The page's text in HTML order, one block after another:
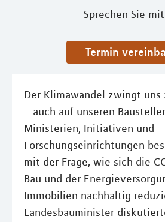
Sprechen Sie
Termin
Der Klimawandel zwingt uns
– auch auf unseren
Ministerien, Initiativen und
Forschungseinrichtungen
mit der Frage, wie sich die
Bau und der
Immobilien nachhaltig
Landesbauminister